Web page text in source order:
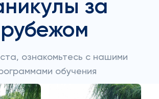
за
рубежом
ознакомьтесь с нашими
обучения